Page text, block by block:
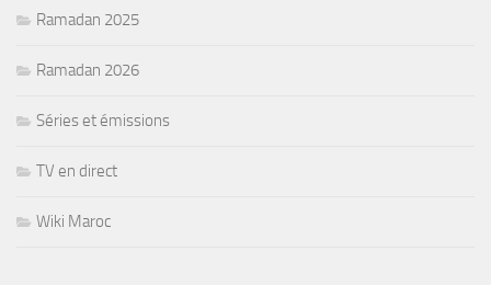
Ramadan 2025
Ramadan 2026
Séries et émissions
TV en direct
Wiki Maroc